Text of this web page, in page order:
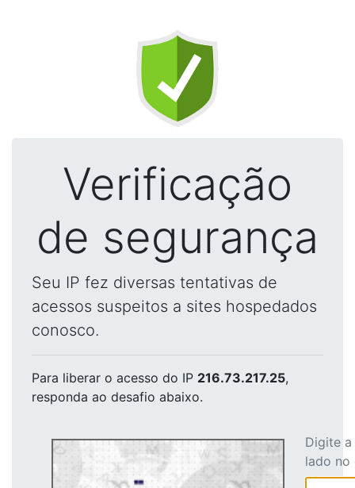
Verificação
de segurança
Seu IP fez diversas tentativas de
acessos suspeitos a sites hospedados
conosco.
Para liberar o acesso do IP 216.73.217.25,
responda ao desafio abaixo.
Digite
lado no